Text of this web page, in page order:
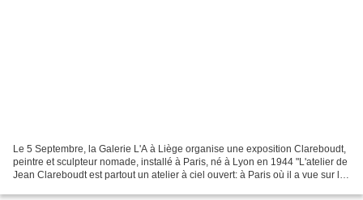
Le 5 Septembre, la Galerie L'A à Liège organise une exposition Clareboudt,
peintre et sculpteur nomade, installé à Paris, né à Lyon en 1944 "L'atelier de
Jean Clareboudt est partout un atelier à ciel ouvert: à Paris où il a vue sur le